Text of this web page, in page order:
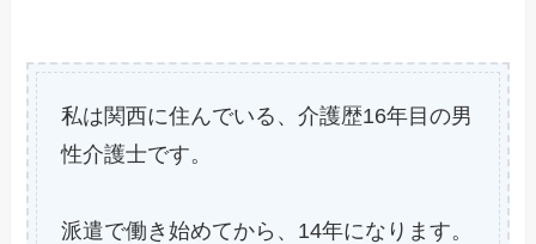
私は関西に住んでいる、介護歴16年目の男
性介護士です。
派遣で働き始めてから、14年になります。